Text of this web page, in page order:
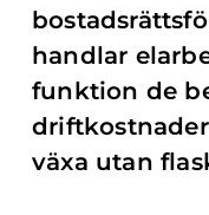
handlar
funktion de
växa utan